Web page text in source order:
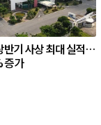
반기 사상 최대 실적…
증가